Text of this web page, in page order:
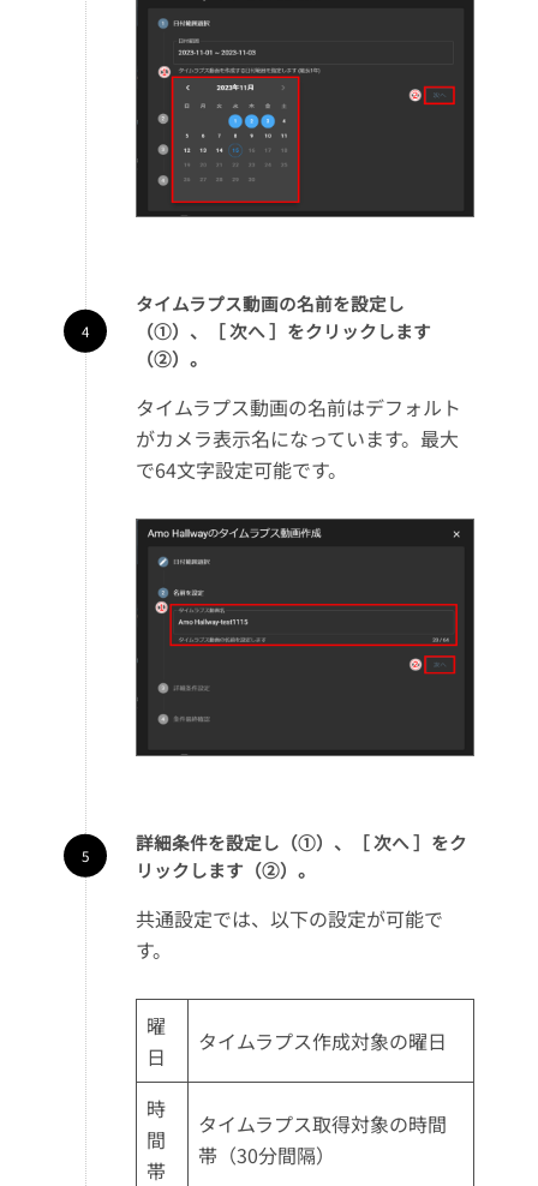
タイムラプス動画の名前を設定し
（①）、［ 次へ ］をクリックします
（②）。
タイムラプス動画の名前はデフォルト
がカメラ表示名になっています。最大
で64文字設定可能です。
詳細条件を設定し（①）、［ 次へ ］をク
リックします（②）。
共通設定では、以下の設定が可能で
す。
曜
日
タイムラプス作成対象の曜日
時
間
帯
タイムラプス取得対象の時間
帯（30分間隔）